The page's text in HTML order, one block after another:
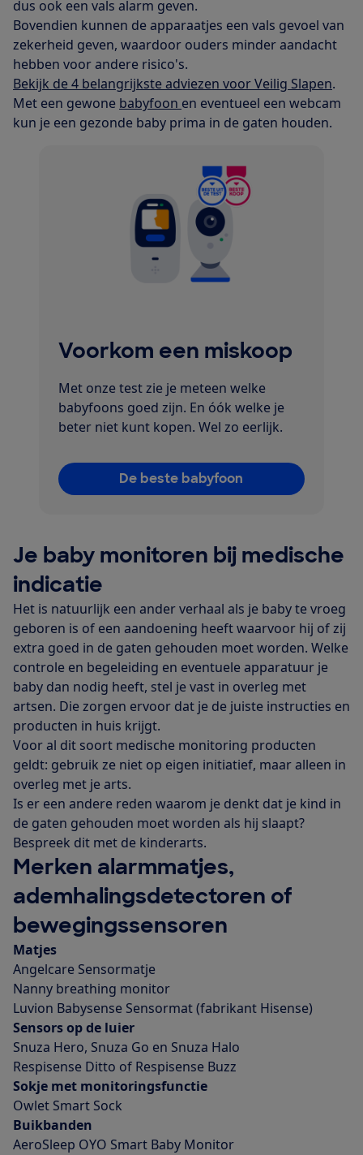
dus ook een vals alarm geven.
Bovendien kunnen de apparaatjes een vals gevoel van
zekerheid geven, waardoor ouders minder aandacht
hebben voor andere risico's.
Bekijk de 4 belangrijkste adviezen voor Veilig Slapen.
Met een gewone babyfoon en eventueel een webcam
kun je een gezonde baby prima in de gaten houden.
Voorkom een miskoop
Met onze test zie je meteen welke
babyfoons goed zijn. En óók welke je
beter niet kunt kopen. Wel zo eerlijk.
De beste babyfoon
Je baby monitoren bij medische
indicatie
Het is natuurlijk een ander verhaal als je baby te vroeg
geboren is of een aandoening heeft waarvoor hij of zij
extra goed in de gaten gehouden moet worden. Welke
controle en begeleiding en eventuele apparatuur je
baby dan nodig heeft, stel je vast in overleg met
artsen. Die zorgen ervoor dat je de juiste instructies en
producten in huis krijgt.
Voor al dit soort medische monitoring producten
geldt: gebruik ze niet op eigen initiatief, maar alleen in
overleg met je arts.
Is er een andere reden waarom je denkt dat je kind in
de gaten gehouden moet worden als hij slaapt?
Bespreek dit met de kinderarts.
Merken alarmmatjes,
ademhalingsdetectoren of
bewegingssensoren
Matjes
Angelcare Sensormatje
Nanny breathing monitor
Luvion Babysense Sensormat (fabrikant Hisense)
Sensors op de luier
Snuza Hero, Snuza Go en Snuza Halo
Respisense Ditto of Respisense Buzz
Sokje met monitoringsfunctie
Owlet Smart Sock
Buikbanden
AeroSleep OYO Smart Baby Monitor